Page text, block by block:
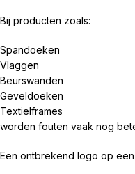
Bij producten zoals:
Spandoeken
Vlaggen
Beurswanden
Geveldoeken
Textielframes
worden fouten vaak nog
Een ontbrekend logo op